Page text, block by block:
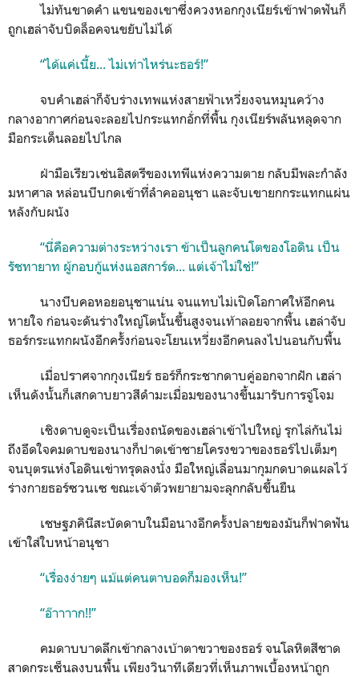
ไม่ทันขาดคำ แขนของเขาซึ่งควงหอกกุงเนียร์เข้าฟาดฟันก็
ถูกเฮล่าจับบิดล็อคจนขยับไม่ได้
“ได้แค่เนี้ย... ไม่เท่าไหร่นะธอร์!”
จบคำเฮล่าก็จับร่างเทพแห่งสายฟ้าเหวี่ยงจนหมุนคว้าง
กลางอากาศก่อนจะลอยไปกระแทกอั่กที่พื้น กุงเนียร์พลันหลุดจาก
มือกระเด็นลอยไปไกล
ฝ่ามือเรียวเช่นอิสตรีของเทพีแห่งความตาย กลับมีพละกำลัง
มหาศาล หล่อนบีบกดเข้าที่ลำคออนุชา และจับเขายกกระแทกแผ่น
หลังกับผนัง
“นี่คือความต่างระหว่างเรา ข้าเป็นลูกคนโตของโอดิน เป็น
รัชทายาท ผู้กอบกู้แห่งแอสการ์ด... แต่เจ้าไม่ใช่!”
นางบีบคอหอยอนุชาแน่น จนแทบไม่เปิดโอกาศให้อีกคน
หายใจ ก่อนจะดันร่างใหญ่โตนั้นขึ้นสูงจนเท้าลอยจากพื้น เฮล่าจับ
ธอร์กระแทกผนังอีกครั้งก่อนจะโยนเหวี่ยงอีกคนลงไปนอนกับพื้น
เมื่อปราศจากกุงเนียร์ ธอร์ก็กระชากดาบคู่ออกจากฝัก เฮล่า
เห็นดังนั้นก็เสกดาบยาวสีดำมะเมื่อมของนางขึ้นมารับการจู่โจม
เชิงดาบดูจะเป็นเรื่องถนัดของเฮล่าเข้าไปใหญ่ รุกไล่กันไม่
ถึงอึดใจคมดาบของนางก็ปาดเข้าชายโครงขวาของธอร์ไปเต็มๆ
จนบุตรแห่งโอดินเข่าทรุดลงนั่ง มือใหญ่เลื่อนมากุมกดบาดแผลไว้
ร่างกายธอร์ซวนเซ ขณะเจ้าตัวพยายามจะลุกกลับขึ้นยืน
เชษฐภคินีสะบัดดาบในมือนางอีกครั้งปลายของมันก็ฟาดฟัน
เข้าใส่ใบหน้าอนุชา
“เรื่องง่ายๆ แม้แต่คนตาบอดก็มองเห็น!”
“อ๊าาาาก!!”
คมดาบบาดลึกเข้ากลางเบ้าตาขวาของธอร์ จนโลหิตสีชาด
สาดกระเซ็นลงบนพื้น เพียงวินาทีเดียวที่เห็นภาพเบื้องหน้าถูก